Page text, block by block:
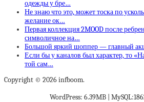
одежды у бре…
Не знаю что это, может тоска по
желание ок…
Первая коллекция 2MOOD после
символичное на…
Большой яркий шоппер — главный
Если бы у каналов был характер, то
той сам…
Copyright © 2026 infboom.
WordPress: 6.39MB |